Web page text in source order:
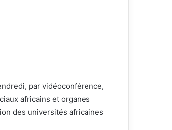
par vidéoconférence,
africains et organes
des universités africaines